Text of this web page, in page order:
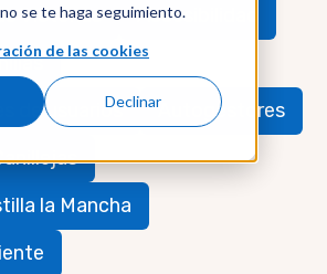
se te haga seguimiento.
de las cookies
Declinar
Victorias
Accesibilidad
de usuarios
Autogestores
la Mancha